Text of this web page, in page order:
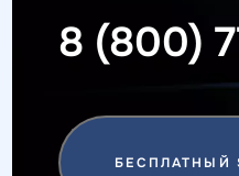
8 (800)
БЕСПЛАТНЫЙ